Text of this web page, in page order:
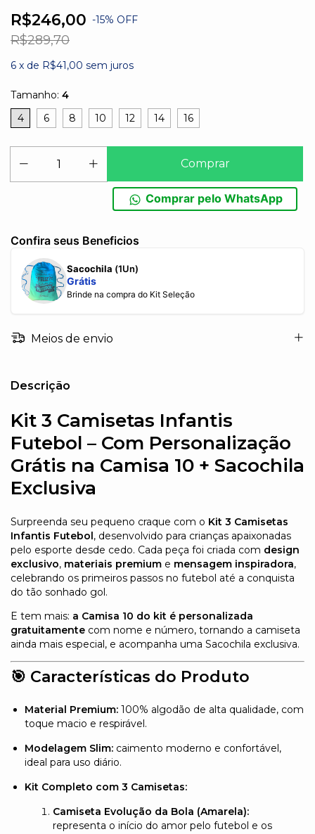
R$246,00 -15% OFF
R$289,70
6 x de R$41,00 sem juros
Tamanho: 4
4
6 8 10 12 14 16
Comprar pelo WhatsApp
Confira seus Beneficios
Sacochila (1Un)
Grátis
Brinde na compra do Kit Seleção
Meios de envio
Descrição
Kit 3 Camisetas Infantis
Futebol – Com Personalização
Grátis na Camisa 10 + Sacochila
Exclusiva
Surpreenda seu pequeno craque com o Kit 3 Camisetas
Infantis Futebol, desenvolvido para crianças apaixonadas
pelo esporte desde cedo. Cada peça foi criada com design
exclusivo, materiais premium e mensagem inspiradora,
celebrando os primeiros passos no futebol até a conquista
do tão sonhado gol.
E tem mais: a Camisa 10 do kit é personalizada
gratuitamente com nome e número, tornando a camiseta
ainda mais especial, e acompanha uma Sacochila exclusiva.
🎯 Características do Produto
Material Premium: 100% algodão de alta qualidade, com
toque macio e respirável.
Modelagem Slim: caimento moderno e confortável,
ideal para uso diário.
Kit Completo com 3 Camisetas:
Camiseta Evolução da Bola (Amarela):
representa o início do amor pelo futebol e os